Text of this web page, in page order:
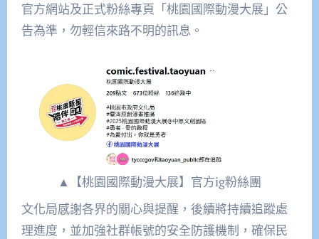
官方網站及正式粉絲專頁「桃園國際動漫大展」公
告為準，勿輕信來路不明的訊息。
▲【桃園國際動漫大展】官方ig粉絲團
文化局感謝各界的關心與提醒，後續將持續追蹤處
理進度，並加強社群帳號的安全防護機制，確保民